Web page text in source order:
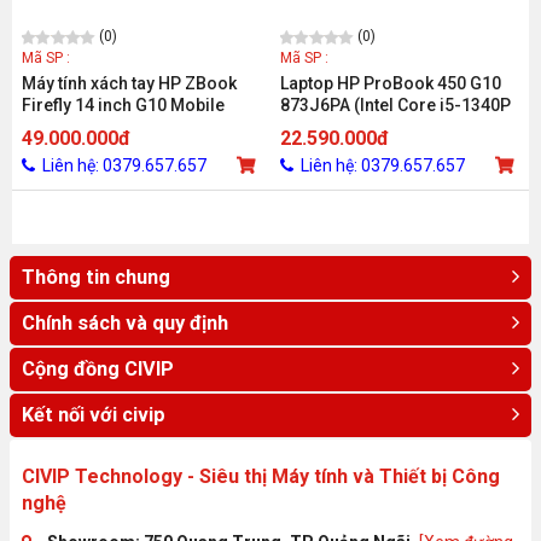
(0)
Mã SP :
Máy tính xách tay HP ZBook
Firefly 14 inch G10 Mobile
Workstation 739M5AV (Core
i7-1365U/16GB RAM/1TB
SSD/RTX A500
4GB/14"WUXGA/Webcam/3
64/1Y) F
49.000.000đ
Liên hệ: 0379.657.657
(0)
Mã SP :
Laptop HP ProBook 450 G10
873J6PA (Intel Core i5-1340P
/ 8GB / 512GB / Intel Iris Xe /
15.6 inch FHD / Cảm ứng / Win
11 / Bạc)
22.590.000đ
Liên hệ: 0379.657.657
Thông tin chung
Chính sách và quy định
Cộng đồng CIVIP
Kết nối với civip
CIVIP Technology - Siêu thị Máy tính và Thiết bị Công
nghệ